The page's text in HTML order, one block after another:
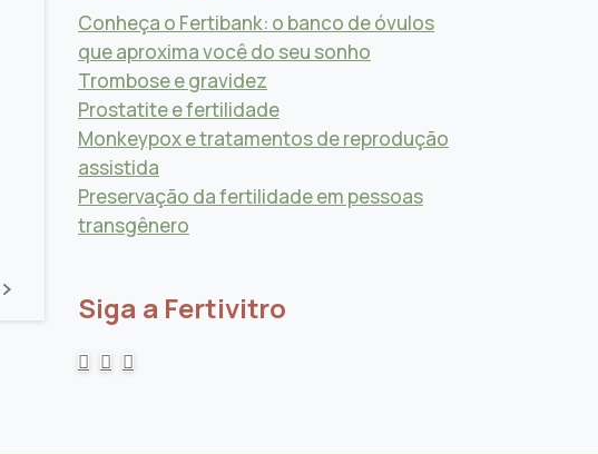
Conheça o Fertibank: o banco de óvulos
que aproxima você do seu sonho
Trombose e gravidez
Prostatite e fertilidade
Monkeypox e tratamentos de reprodução
assistida
Preservação da fertilidade em pessoas
transgênero
Siga a Fertivitro